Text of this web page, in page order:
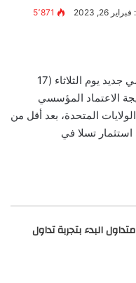
26, 2023 5٬871
قفزت عملة البيتكوين إلى مستوى قياسي جديد يوم الثلاثاء (17
الاعتماد المؤسسي
المتحدة، بعد أقل من
تسلا في
البدء بتجربة تداول